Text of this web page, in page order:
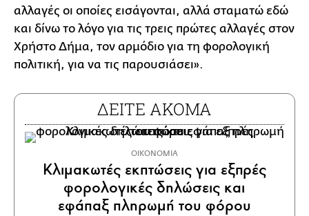
αλλαγές οι οποίες εισάγονται, αλλά σταματώ εδώ
και δίνω το λόγο για τις τρεις πρώτες αλλαγές στον
Χρήστο Δήμα, τον αρμόδιο για τη φορολογική
πολιτική, για να τις παρουσιάσει».
ΔΕΙΤΕ ΑΚΟΜΑ
ΟΙΚΟΝΟΜΙΑ
Κλιμακωτές εκπτώσεις για εξπρές
φορολογικές δηλώσεις και
εφάπαξ πληρωμή του φόρου